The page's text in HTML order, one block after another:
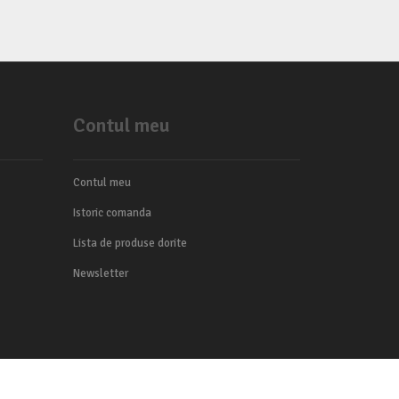
Contul meu
Contul meu
Istoric comanda
Lista de produse dorite
Newsletter